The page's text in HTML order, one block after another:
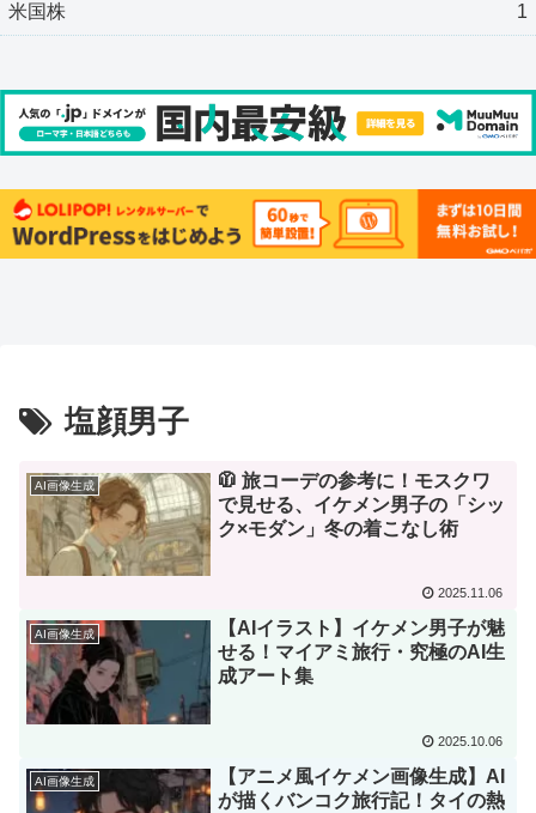
米国株 1
塩顔男子
AI画像生成
🧥 旅コーデの参考に！モスクワ
で見せる、イケメン男子の「シッ
ク×モダン」冬の着こなし術
2025.11.06
AI画像生成
【AIイラスト】イケメン男子が魅
せる！マイアミ旅行・究極のAI生
成アート集
2025.10.06
AI画像生成
【アニメ風イケメン画像生成】AI
が描くバンコク旅行記！タイの熱